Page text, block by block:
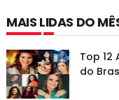
MAIS LIDAS DO
Top
do